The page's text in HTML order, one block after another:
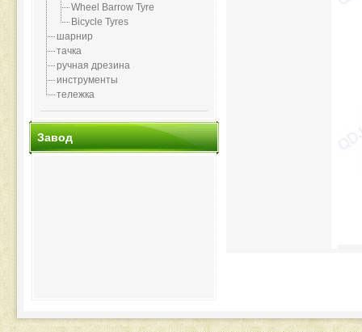
Wheel Barrow Tyre
Bicycle Tyres
шарнир
тачка
ручная дрезина
инструменты
тележка
Завод